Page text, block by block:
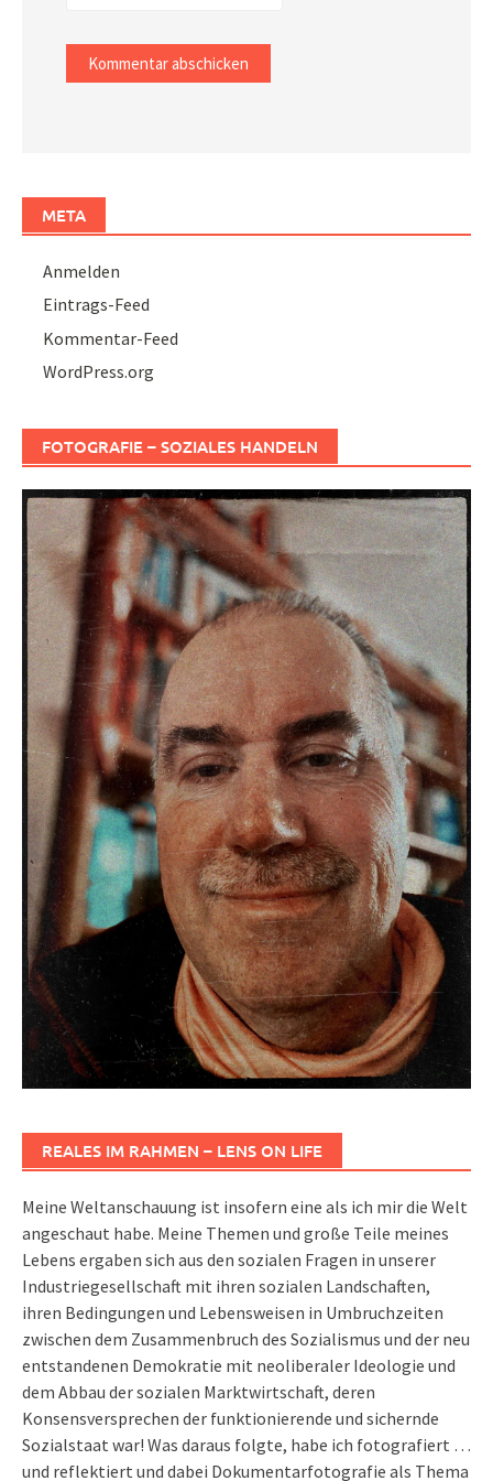
META
Anmelden
Eintrags-Feed
Kommentar-Feed
WordPress.org
FOTOGRAFIE – SOZIALES HANDELN
REALES IM RAHMEN – LENS ON LIFE
Meine Weltanschauung ist insofern eine als ich mir die Welt
angeschaut habe. Meine Themen und große Teile meines
Lebens ergaben sich aus den sozialen Fragen in unserer
Industriegesellschaft mit ihren sozialen Landschaften,
ihren Bedingungen und Lebensweisen in Umbruchzeiten
zwischen dem Zusammenbruch des Sozialismus und der neu
entstandenen Demokratie mit neoliberaler Ideologie und
dem Abbau der sozialen Marktwirtschaft, deren
Konsensversprechen der funktionierende und sichernde
Sozialstaat war! Was daraus folgte, habe ich fotografiert …
und reflektiert und dabei Dokumentarfotografie als Thema